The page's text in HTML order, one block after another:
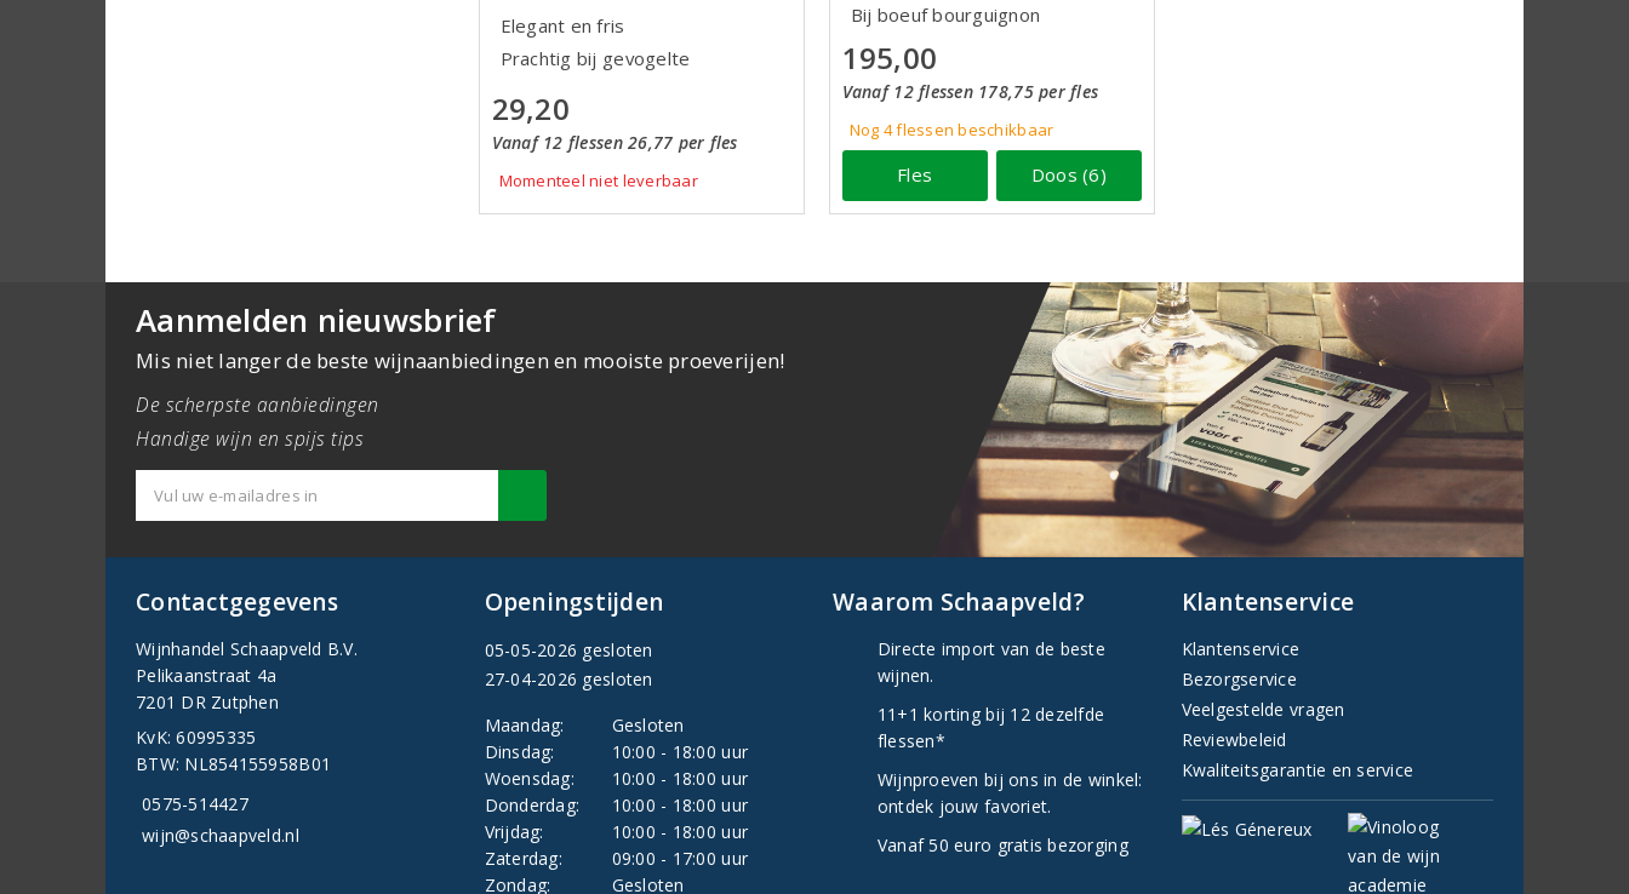
Elegant en fris
Prachtig bij gevogelte
29,20
Vanaf 12 flessen 26,77 per fles
Momenteel niet leverbaar
Bij boeuf bourguignon
195,00
Vanaf 12 flessen 178,75 per fles
Nog 4flessenbeschikbaar
Fles Doos (6)
Aanmelden nieuwsbrief
Mis niet langer de beste wijnaanbiedingen en mooiste proeverijen!
De scherpste aanbiedingen
Handige wijn en spijs tips
Contactgegevens
Wijnhandel Schaapveld B.V.
Pelikaanstraat 4a
7201 DR Zutphen
KvK: 60995335
BTW: NL854155958B01
0575-514427
wijn@schaapveld.nl
Openingstijden
05-05-2026 gesloten
27-04-2026 gesloten
Maandag:
Gesloten
Dinsdag:
10:00 - 18:00 uur
Woensdag:
10:00 - 18:00 uur
Donderdag:
10:00 - 18:00 uur
Vrijdag:
10:00 - 18:00 uur
Zaterdag:
09:00 - 17:00 uur
Zondag:
Gesloten
Waarom Schaapveld?
Directe import van de beste
wijnen.
11+1 korting bij 12 dezelfde
flessen*
Wijnproeven bij ons in de winkel:
ontdek jouw favoriet.
Vanaf 50 euro gratis bezorging
Klantenservice
Klantenservice
Bezorgservice
Veelgestelde vragen
Reviewbeleid
Kwaliteitsgarantie en service